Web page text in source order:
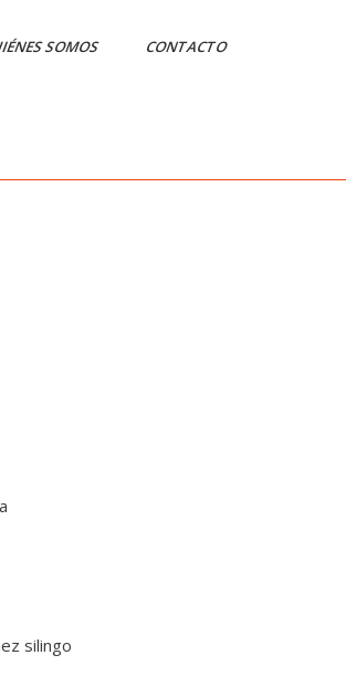
SOMOS CONTACTO
silingo